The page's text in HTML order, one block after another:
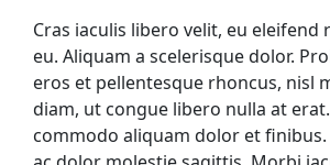
Cras iaculis libero velit, eu eleifend
eu. Aliquam a scelerisque dolor.
eros et pellentesque rhoncus, nisl
diam, ut congue libero nulla at
commodo aliquam dolor et